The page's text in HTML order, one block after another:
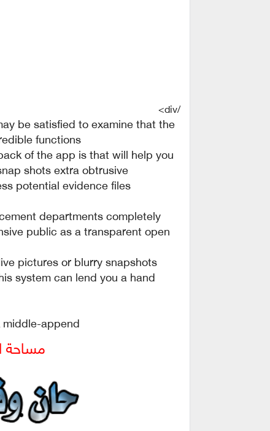
/div>
be satisfied to examine that the
functions.
of the app is that will help you
shots extra obtrusive..
potential evidence files
departments completely,
public as a transparent open
pictures or blurry snapshots
system can lend you a hand.
append.
مساحة